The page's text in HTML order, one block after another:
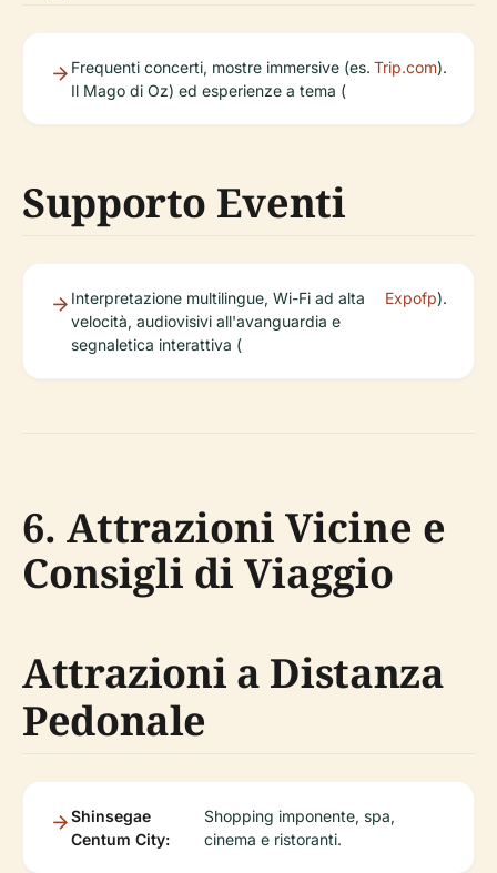
Frequenti concerti, mostre immersive (es.
Il Mago di Oz) ed esperienze a tema (
Trip.com).
Supporto Eventi
Interpretazione multilingue, Wi-Fi ad alta
velocità, audiovisivi all'avanguardia e
segnaletica interattiva (
Expofp).
6. Attrazioni Vicine e
Consigli di Viaggio
Attrazioni a Distanza
Pedonale
Shinsegae
Centum City:
Shopping imponente, spa,
cinema e ristoranti.